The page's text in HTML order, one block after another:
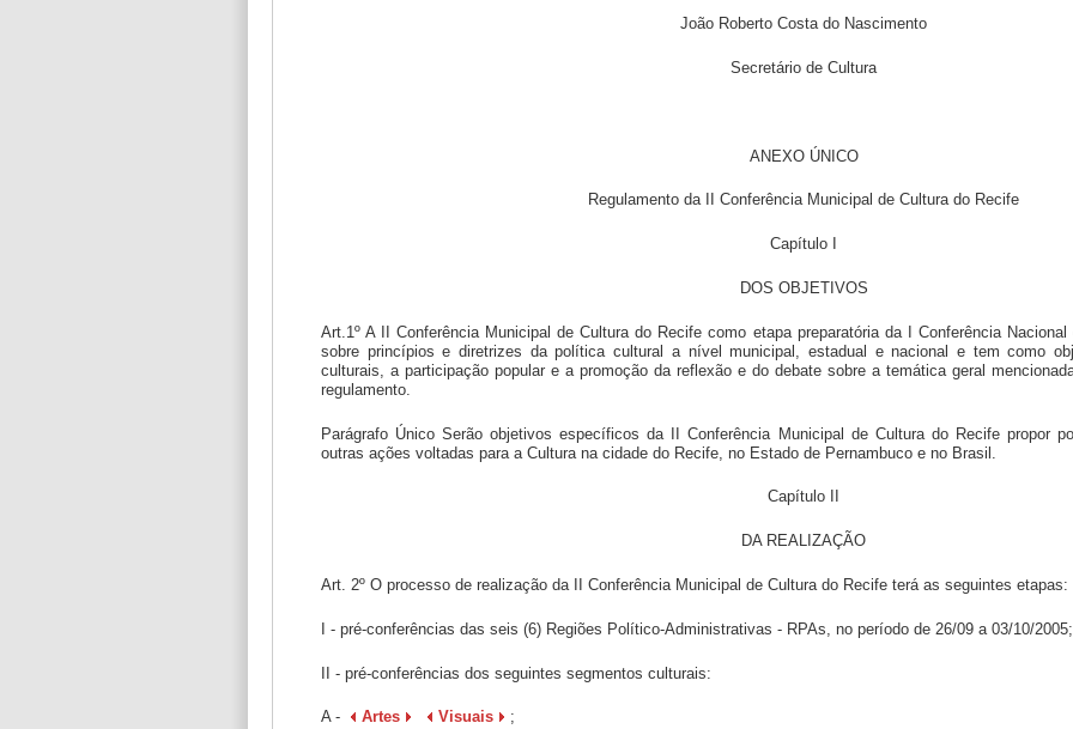
João Roberto Costa do Nascimento
Secretário de Cultura
ANEXO ÚNICO
Regulamento da II Conferência Municipal de Cultura do Recife
Capítulo I
DOS OBJETIVOS
Art.1º A II Conferência Municipal de Cultura do Recife como etapa preparatória da I Conferência
sobre princípios e diretrizes da política cultural a nível municipal, estadual e nacional e tem como
culturais, a participação popular e a promoção da reflexão e do debate sobre a temática geral
regulamento.
Parágrafo Único Serão objetivos específicos da II Conferência Municipal de Cultura do Recife propor
outras ações voltadas para a Cultura na cidade do Recife, no Estado de Pernambuco e no Brasil.
Capítulo II
DA REALIZAÇÃO
Art. 2º O processo de realização da II Conferência Municipal de Cultura do Recife terá as seguintes etapas:
I - pré-conferências das seis (6) Regiões Político-Administrativas - RPAs, no período de 26/09 a 03/10/2005;
II - pré-conferências dos seguintes segmentos culturais:
A - Artes Visuais ;